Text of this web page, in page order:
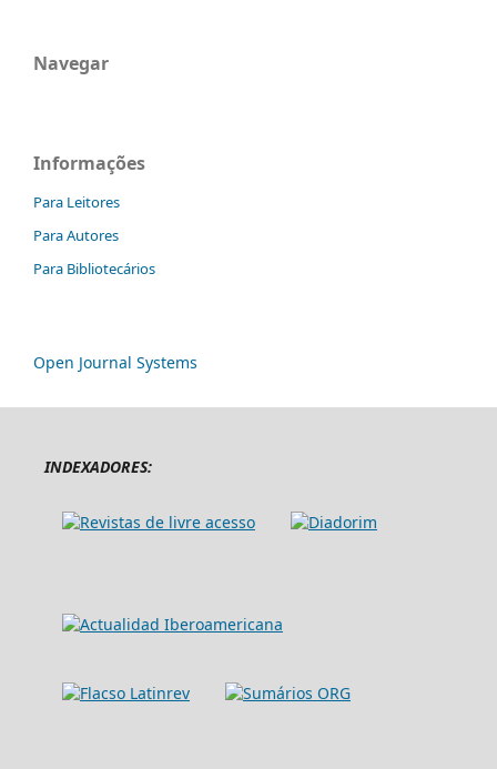
Navegar
Informações
Para Leitores
Para Autores
Para Bibliotecários
Open Journal Systems
INDEXADORES: